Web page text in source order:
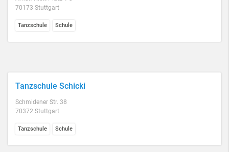
70173 Stuttgart
Tanzschule Schule
Tanzschule Schicki
Schmidener Str. 38
70372 Stuttgart
Tanzschule Schule